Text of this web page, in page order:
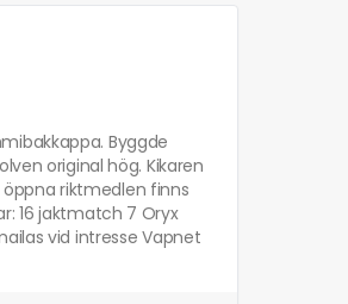
Byggde
original hög. Kikaren
riktmedlen finns
16 jaktmatch 7 Oryx
vid intresse Vapnet